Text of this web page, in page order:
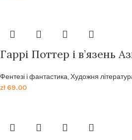
Гаррі Поттер і в’язень
Фентезі і фантастика,Художня
zł 69.00